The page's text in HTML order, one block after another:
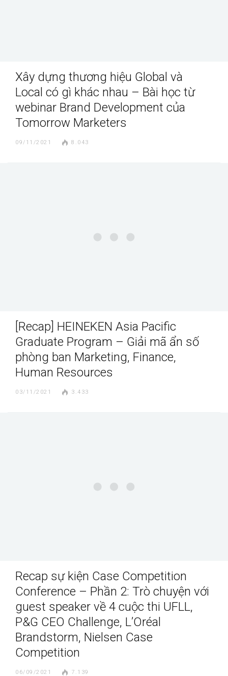
Xây dựng thương hiệu Global và
Local có gì khác nhau – Bài học từ
webinar Brand Development của
Tomorrow Marketers
09/11/2021 8.043
[Recap] HEINEKEN Asia Pacific
Graduate Program – Giải mã ẩn số
phòng ban Marketing, Finance,
Human Resources
03/11/2021 3.433
Recap sự kiện Case Competition
Conference – Phần 2: Trò chuyện với
guest speaker về 4 cuộc thi UFLL,
P&G CEO Challenge, L’Oréal
Brandstorm, Nielsen Case
Competition
06/09/2021 7.139